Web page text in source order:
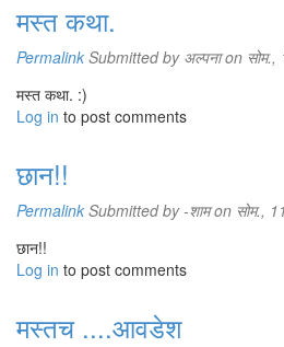
मस्त कथा.
Permalink Submitted by अल्पनाon सोम.,
मस्त कथा. :)
Log in to post comments
छान!!
Permalink Submitted by-शामon सोम.,
छान!!
Log in to post comments
मस्तच ....आवडेश